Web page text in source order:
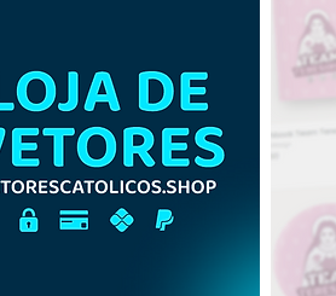
Padre Júlio Maria De
Lombaerde Ilustração
Vetorial Colorida
Minimalista | Download
Vetor Colorido em EPS